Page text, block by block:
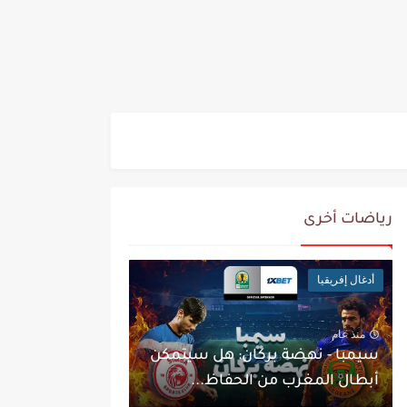
رياضات أخرى
أدغال إفريقيا
منذ عام
سيمبا - نهضة بركان: هل سيتمكن
أبطال المغرب من الحفاظ...